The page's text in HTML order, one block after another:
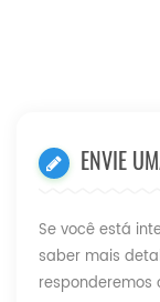
ENVIE
Se você está
saber mais
responderemos